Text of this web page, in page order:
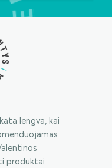
lengva, kai
produktai